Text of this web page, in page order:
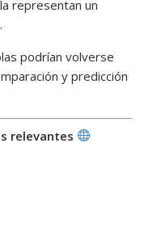
representan un
podrían volverse
y predicción
relevantes